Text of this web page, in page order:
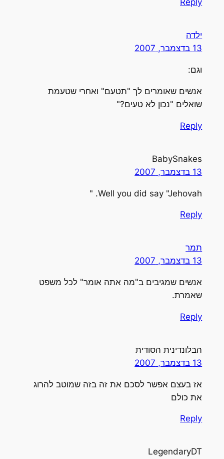
Reply
ילדה
13 בדצמבר, 2007
וגם:
אנשים שאומרים לך "תטעם" ואחרי שטעמת
שואלים "נכון לא טעים?"
Reply
BabySnakes
13 בדצמבר, 2007
Well you did say "Jehovah. "
Reply
תמר
13 בדצמבר, 2007
אנשים שמגיבים ב"מה אתה אומר" לכל משפט
שאמרת.
Reply
הבלונדינית הסודית
13 בדצמבר, 2007
אז בעצם אפשר לסכם את זה בזה שמוטב להרוג
את כולם
Reply
LegendaryDT